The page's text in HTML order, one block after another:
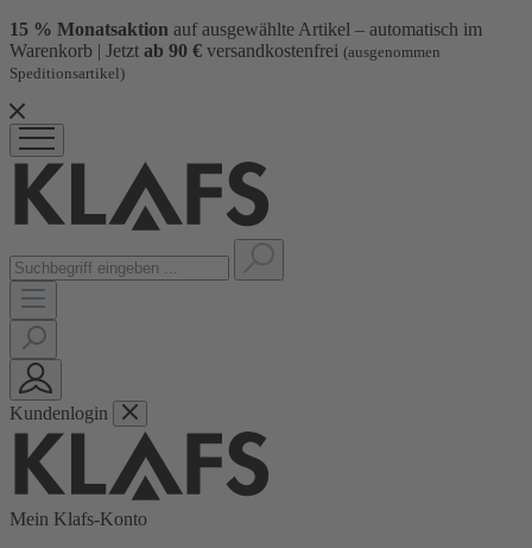
15 % Monatsaktion auf ausgewählte Artikel – automatisch im
Warenkorb | Jetzt ab 90 € versandkostenfrei (ausgenommen
Speditionsartikel)
Kundenlogin
Mein Klafs-Konto